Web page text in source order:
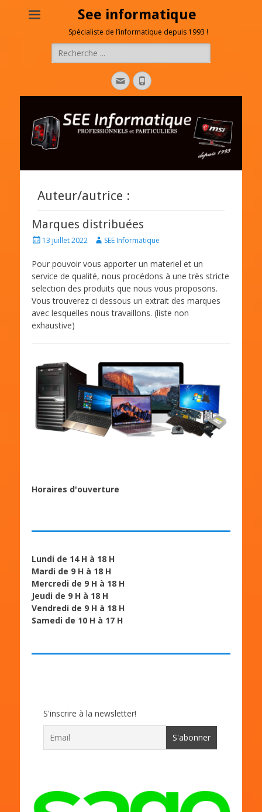
See informatique
Spécialiste de l’informatique depuis 1993 !
Rechercher :
Adresse
de
Tél
Auteur/autrice :
Marques distribuées
P
s
e
d
o
n
13 juillet 2022
A
t
h
o
r
SEE Informatique
Pour pouvoir vous apporter un materiel et un
service de qualité, nous procédons à une très stricte
selection des produits que nous vous proposons.
Vous trouverez ci dessous un extrait des marques
avec lesquelles nous travaillons. (liste non
exhaustive)
Horaires d'ouverture
Lundi de 14 H à 18 H
Mardi de 9 H à 18 H
Mercredi de 9 H à 18 H
Jeudi de 9 H à 18 H
Vendredi de 9 H à 18 H
Samedi de 10 H à 17 H
S'inscrire à la newsletter!